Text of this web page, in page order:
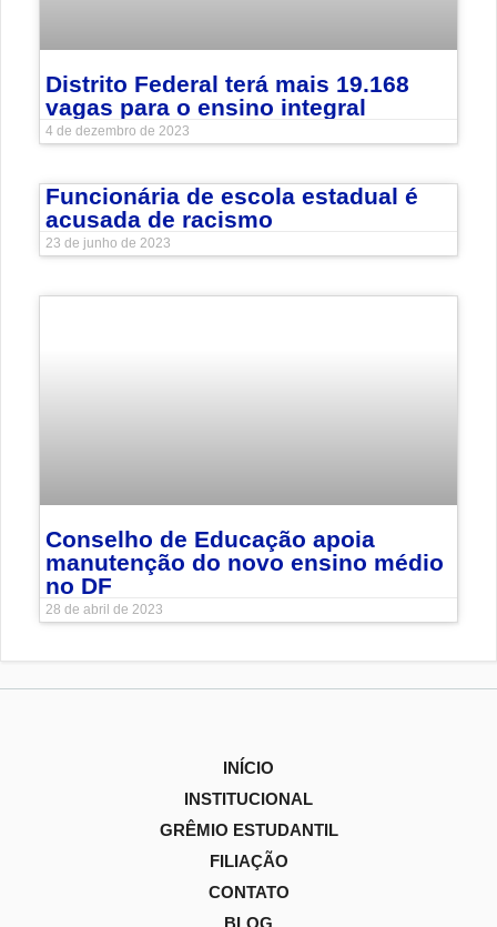
Distrito Federal terá mais 19.168
vagas para o ensino integral
4 de dezembro de 2023
Funcionária de escola estadual é
acusada de racismo
23 de junho de 2023
Conselho de Educação apoia
manutenção do novo ensino médio
no DF
28 de abril de 2023
INÍCIO
INSTITUCIONAL
GRÊMIO ESTUDANTIL
FILIAÇÃO
CONTATO
BLOG